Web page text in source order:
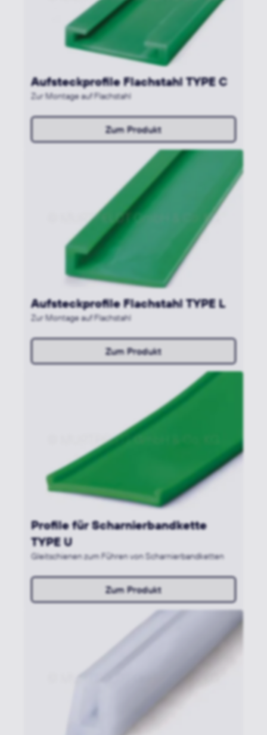
Aufsteckprofile Flachstahl TYPE C
Zur Montage auf Flachstahl
Zum Produkt
Aufsteckprofile Flachstahl TYPE L
Zur Montage auf Flachstahl
Zum Produkt
Profile für Scharnierbandkette
TYPE U
Gleitschienen zum Führen von Scharnierbandketten
Zum Produkt